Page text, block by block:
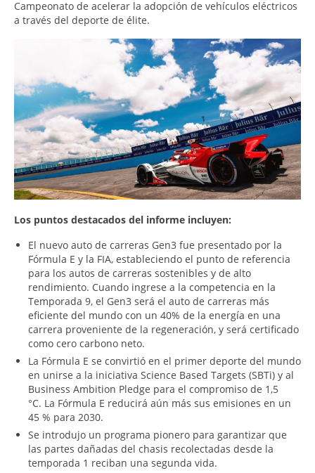
Campeonato de acelerar la adopción de vehículos eléctricos
a través del deporte de élite.
Los puntos destacados del informe incluyen:
El nuevo auto de carreras Gen3 fue presentado por la
Fórmula E y la FIA, estableciendo el punto de referencia
para los autos de carreras sostenibles y de alto
rendimiento. Cuando ingrese a la competencia en la
Temporada 9, el Gen3 será el auto de carreras más
eficiente del mundo con un 40% de la energía en una
carrera proveniente de la regeneración, y será certificado
como cero carbono neto.
La Fórmula E se convirtió en el primer deporte del mundo
en unirse a la iniciativa Science Based Targets (SBTi) y al
Business Ambition Pledge para el compromiso de 1,5
°C. La Fórmula E reducirá aún más sus emisiones en un
45 % para 2030.
Se introdujo un programa pionero para garantizar que
las partes dañadas del chasis recolectadas desde la
temporada 1 reciban una segunda vida.